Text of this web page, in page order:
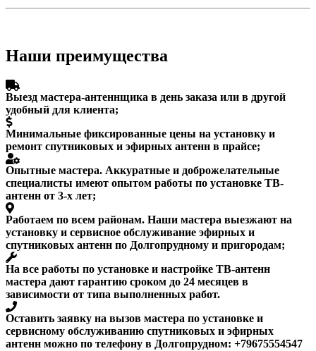
Наши преимущества
Выезд мастера-антеннщика в день заказа или в другой
удобный для клиента;
Минимальные фиксированные цены на установку и
ремонт спутниковых и эфирных антенн в прайсе;
Опытные мастера. Аккуратные и доброжелательные
специалисты имеют опытом работы по установке ТВ-
антенн от 3-х лет;
Работаем по всем районам. Наши мастера выезжают на
установку и сервисное обслуживание эфирных и
спутниковых антенн по Долгопрудному и пригородам;
На все работы по установке и настройке ТВ-антенн
мастера дают гарантию сроком до 24 месяцев в
зависимости от типа выполненных работ.
Оставить заявку на вызов мастера по установке и
сервисному обслуживанию спутниковых и эфирных
антенн можно по телефону в Долгопрудном: +79675554547